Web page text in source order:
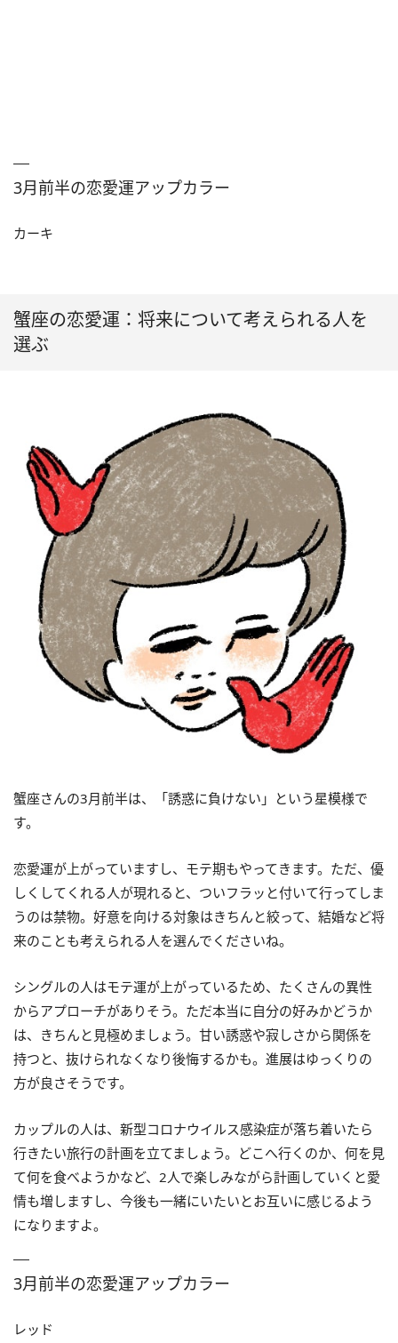
3月前半の恋愛運アップカラー
カーキ
蟹座の恋愛運：将来について考えられる人を
選ぶ
蟹座さんの3月前半は、「誘惑に負けない」という星模様で
す。
恋愛運が上がっていますし、モテ期もやってきます。ただ、優
しくしてくれる人が現れると、ついフラッと付いて行ってしま
うのは禁物。好意を向ける対象はきちんと絞って、結婚など将
来のことも考えられる人を選んでくださいね。
シングルの人はモテ運が上がっているため、たくさんの異性
からアプローチがありそう。ただ本当に自分の好みかどうか
は、きちんと見極めましょう。甘い誘惑や寂しさから関係を
持つと、抜けられなくなり後悔するかも。進展はゆっくりの
方が良さそうです。
カップルの人は、新型コロナウイルス感染症が落ち着いたら
行きたい旅行の計画を立てましょう。どこへ行くのか、何を見
て何を食べようかなど、2人で楽しみながら計画していくと愛
情も増しますし、今後も一緒にいたいとお互いに感じるよう
になりますよ。
3月前半の恋愛運アップカラー
レッド